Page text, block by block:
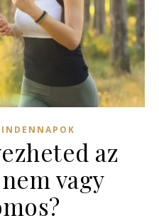
az
vagy